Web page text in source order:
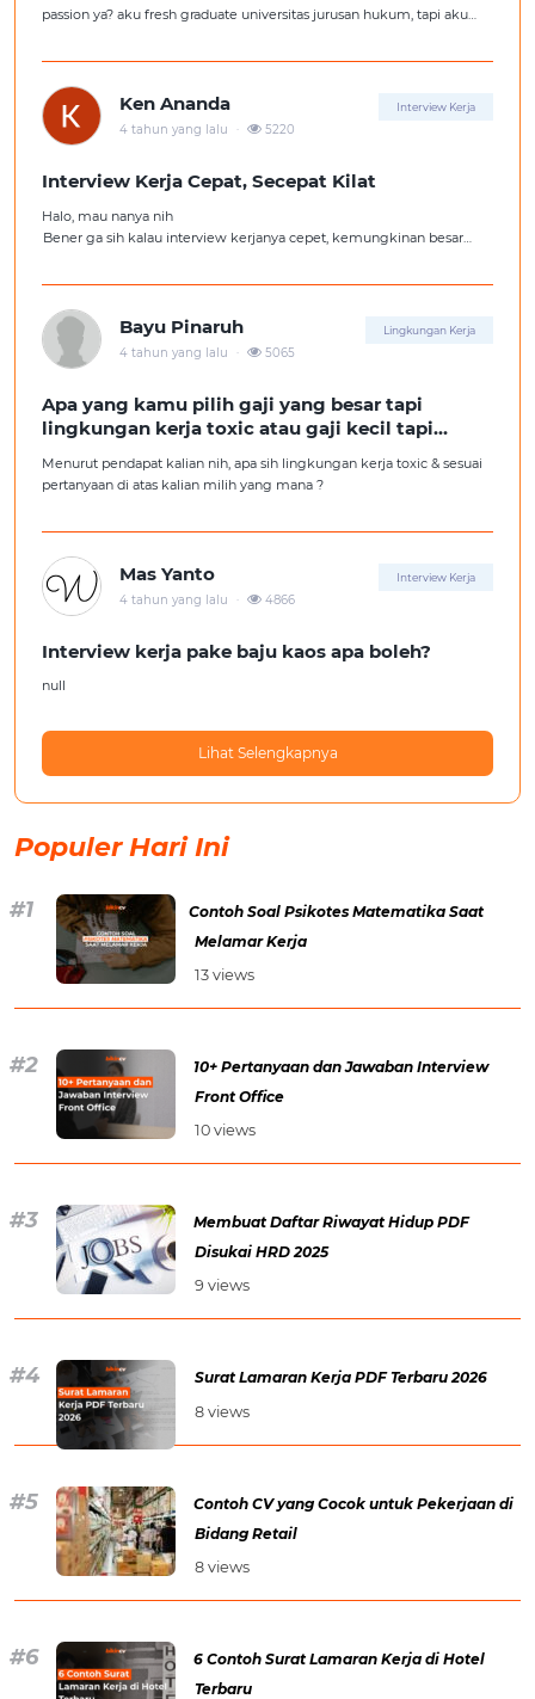
passion ya? aku fresh graduate universitas jurusan hukum, tapi aku
Ken Ananda Interview Kerja
4 tahun yang lalu . 5220
Interview Kerja Cepat, Secepat Kilat
Halo, mau nanya nih
Bener ga sih kalau interview kerjanya cepet, kemungkinan besar
Bayu Pinaruh Lingkungan Kerja
4 tahun yang lalu . 5065
Apa yang kamu pilih gaji yang besar tapi
lingkungan kerja toxic atau gaji kecil tapi
Menurut pendapat kalian nih, apa sih lingkungan kerja toxic & sesuai
pertanyaan di atas kalian milih yang mana ?
Mas Yanto Interview Kerja
4 tahun yang lalu . 4866
Interview kerja pake baju kaos apa boleh?
null
Lihat Selengkapnya
Populer Hari Ini
Contoh Soal Psikotes Matematika Saat
Melamar Kerja
13 views
10+ Pertanyaan dan Jawaban Interview
Front Office
10 views
Membuat Daftar Riwayat Hidup PDF
Disukai HRD 2025
9 views
Surat Lamaran Kerja PDF Terbaru 2026
8 views
Contoh CV yang Cocok untuk Pekerjaan di
Bidang Retail
8 views
6 Contoh Surat Lamaran Kerja di Hotel
Terbaru